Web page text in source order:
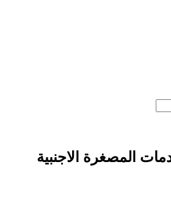
المصغرة الاجنبية